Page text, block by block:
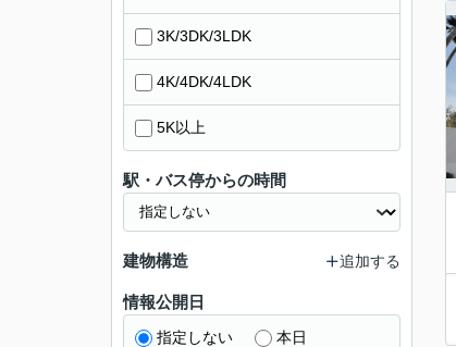
3K/3DK/3LDK
4K/4DK/4LDK
5K以上
駅・バス停からの時間
建物構造 追加する
情報公開日
指定しない 本日